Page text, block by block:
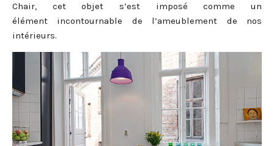
Chair, cet objet s’est imposé comme un
élément incontournable de l’ameublement de nos
intérieurs.